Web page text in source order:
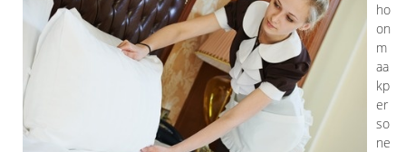
ho
on
m
aa
kp
er
so
ne